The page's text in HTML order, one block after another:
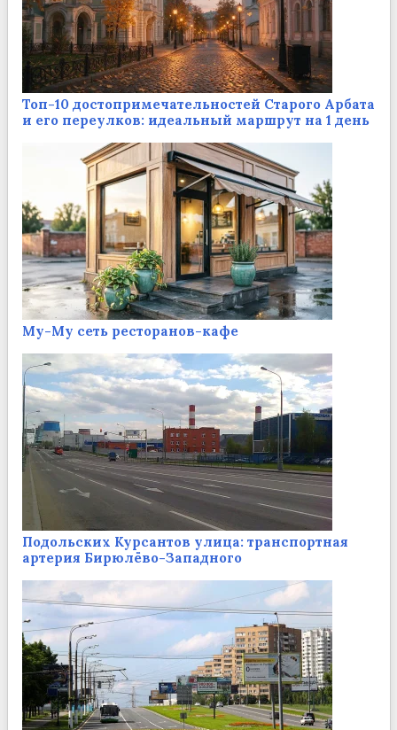
Топ-10 достопримечательностей Старого Арбата
и его переулков: идеальный маршрут на 1 день
Му-Му сеть ресторанов-кафе
Подольских Курсантов улица: транспортная
артерия Бирюлёво-Западного